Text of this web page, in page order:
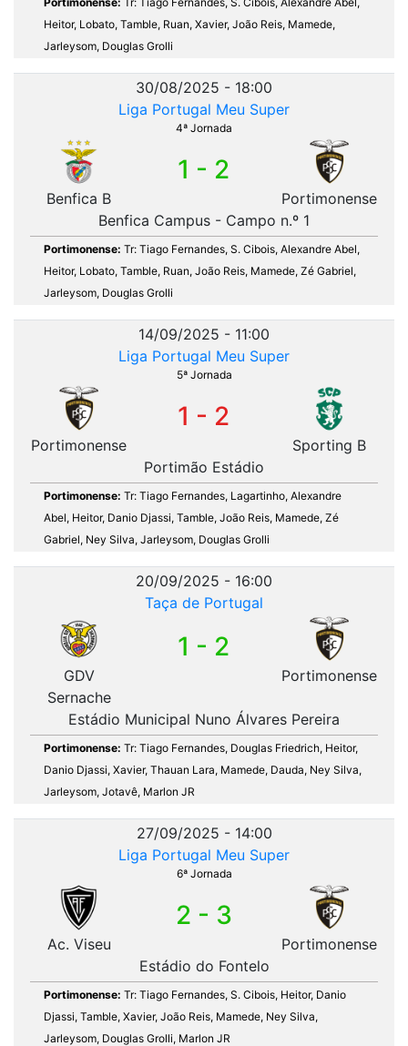
Heitor, Lobato, Tamble, Ruan, Xavier, João Reis, Mamede,
Jarleysom, Douglas Grolli
30/08/2025 - 18:00
Liga Portugal Meu Super
4ª Jornada
Benfica B
1 - 2
Portimonense
Benfica Campus - Campo n.º 1
Portimonense: Tr: Tiago Fernandes, S. Cibois, Alexandre Abel,
Heitor, Lobato, Tamble, Ruan, João Reis, Mamede, Zé Gabriel,
Jarleysom, Douglas Grolli
14/09/2025 - 11:00
Liga Portugal Meu Super
5ª Jornada
Portimonense
1 - 2
Sporting B
Portimão Estádio
Portimonense: Tr: Tiago Fernandes, Lagartinho, Alexandre
Abel, Heitor, Danio Djassi, Tamble, João Reis, Mamede, Zé
Gabriel, Ney Silva, Jarleysom, Douglas Grolli
20/09/2025 - 16:00
Taça de Portugal
GDV
Sernache
1 - 2
Portimonense
Estádio Municipal Nuno Álvares Pereira
Portimonense: Tr: Tiago Fernandes, Douglas Friedrich, Heitor,
Danio Djassi, Xavier, Thauan Lara, Mamede, Dauda, Ney Silva,
Jarleysom, Jotavê, Marlon JR
27/09/2025 - 14:00
Liga Portugal Meu Super
6ª Jornada
Ac. Viseu
2 - 3
Portimonense
Estádio do Fontelo
Portimonense: Tr: Tiago Fernandes, S. Cibois, Heitor, Danio
Djassi, Tamble, Xavier, João Reis, Mamede, Ney Silva,
Jarleysom, Douglas Grolli, Marlon JR